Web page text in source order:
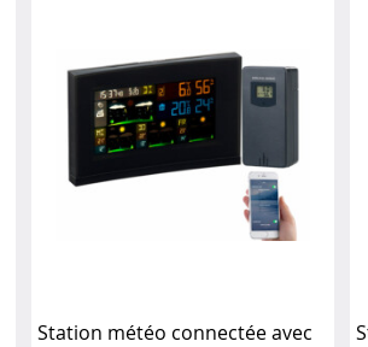
Station météo connectée avec